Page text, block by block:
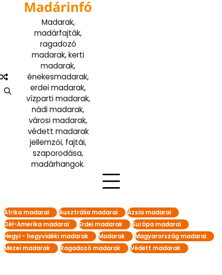
Madárinfó
Madarak,
madárfajták,
ragadozó
madarak, kerti
madarak,
énekesmadarak,
erdei madarak,
vízparti madarak,
nádi madarak,
városi madarak,
védett madarak
jellemzői, fajtái,
szaporodása,
madárhangok.
Afrika madarai Ausztrália madarai
Ázsia madarai
Dél-Amerika madarai
Erdei madarak
Európa madarai
Hegyi - hegyvidéki madarak
Madarak
Magyarország madarai
Mezei madarak
Ragadozó madarak Védett madarak